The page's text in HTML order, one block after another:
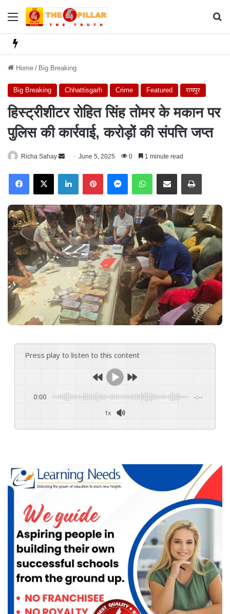
Menu
Home / Big Breaking
Big Breaking Chhattisgarh Crime Featured रायपुर
हिस्ट्रीशीटर रोहित सिंह तोमर के मकान पर
पुलिस की कार्रवाई, करोड़ों की संपत्ति जप्त
Richa Sahay
n
d
a
e
m
a
i
June 5, 2025 0 1 minute read
X
Press play to listen to this content
0:00 -:--
1x